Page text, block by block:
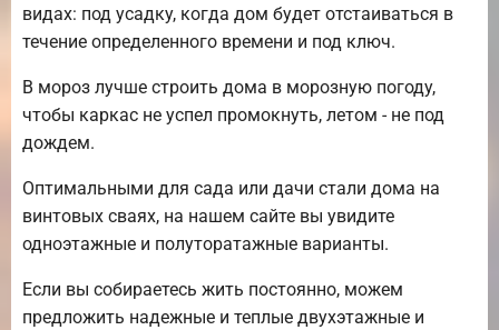
видах: под усадку, когда дом будет отстаиваться в
течение определенного времени и под ключ.
В мороз лучше строить дома в морозную погоду,
чтобы каркас не успел промокнуть, летом - не под
дождем.
Оптимальными для сада или дачи стали дома на
винтовых сваях, на нашем сайте вы увидите
одноэтажные и полуторатажные варианты.
Если вы собираетесь жить постоянно, можем
предложить надежные и теплые двухэтажные и